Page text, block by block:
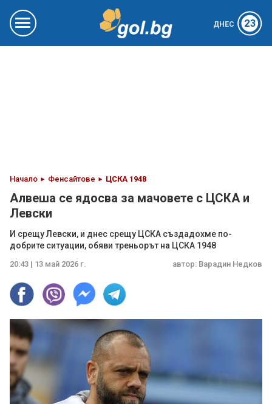
ДНЕС 23
Начало Фенсайтове ЦСКА 1948
Алвеша се ядосва за мачовете с ЦСКА и
Левски
И срещу Левски, и днес срещу ЦСКА създадохме по-
добрите ситуации, обяви треньорът на ЦСКА 1948
20:43 | 13 май 2026 г. автор: Варадин Недков